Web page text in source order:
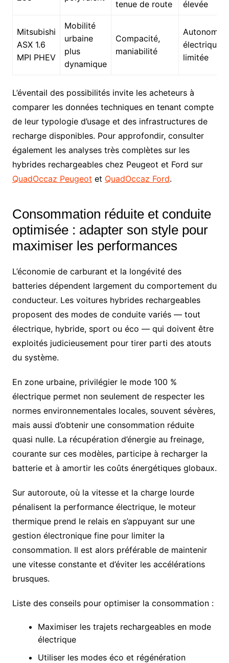
tenue de route élevée
Mitsubishi
ASX 1.6
MPI PHEV
Mobilité
urbaine
plus
dynamique
Compacité,
maniabilité
Autonomie
électrique
limitée
L’éventail des possibilités invite les acheteurs à
comparer les données techniques en tenant compte
de leur typologie d’usage et des infrastructures de
recharge disponibles. Pour approfondir, consulter
également les analyses très complètes sur les
hybrides rechargeables chez Peugeot et Ford sur
QuadOccaz Peugeot et QuadOccaz Ford.
Consommation réduite et conduite
optimisée : adapter son style pour
maximiser les performances
L’économie de carburant et la longévité des
batteries dépendent largement du comportement du
conducteur. Les voitures hybrides rechargeables
proposent des modes de conduite variés — tout
électrique, hybride, sport ou éco — qui doivent être
exploités judicieusement pour tirer parti des atouts
du système.
En zone urbaine, privilégier le mode 100 %
électrique permet non seulement de respecter les
normes environnementales locales, souvent sévères,
mais aussi d’obtenir une consommation réduite
quasi nulle. La récupération d’énergie au freinage,
courante sur ces modèles, participe à recharger la
batterie et à amortir les coûts énergétiques globaux.
Sur autoroute, où la vitesse et la charge lourde
pénalisent la performance électrique, le moteur
thermique prend le relais en s’appuyant sur une
gestion électronique fine pour limiter la
consommation. Il est alors préférable de maintenir
une vitesse constante et d’éviter les accélérations
brusques.
Liste des conseils pour optimiser la consommation :
Maximiser les trajets rechargeables en mode
électrique
Utiliser les modes éco et régénération